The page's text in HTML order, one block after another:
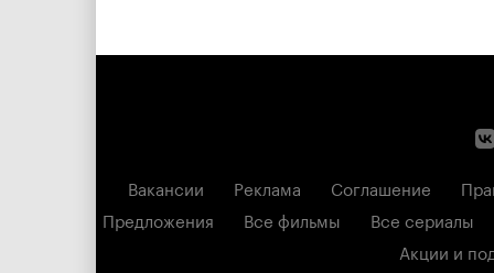
Вакансии Реклама Соглашение
Предложения
Все фильмы
Все сериалы
Акции и